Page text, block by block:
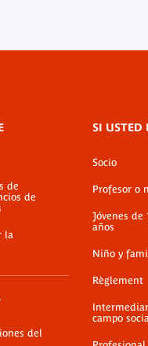
de
de
la
del
SI USTED
Socio
Profesor o
Jóvenes de
años
Niño y
Règlement
campo